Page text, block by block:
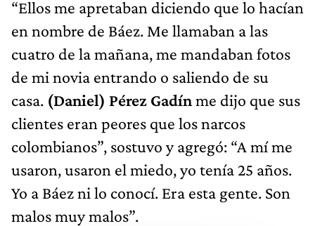
“Ellos me apretaban diciendo que lo hacían
en nombre de Báez. Me llamaban a las
cuatro de la mañana, me mandaban fotos
de mi novia entrando o saliendo de su
casa. (Daniel) Pérez Gadínme dijo que sus
clientes eran peores que los narcos
colombianos”, sostuvo y agregó: “A mí me
usaron, usaron el miedo, yo tenía 25 años.
Yo a Báez ni lo conocí. Era esta gente. Son
malos muy malos”.